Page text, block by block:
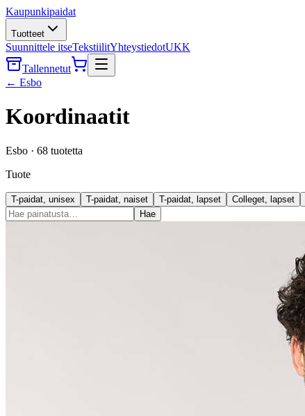
Kaupunkipaidat
Tuotteet
Suunnittele itseTekstiilitYhteystiedotUKK
Tallennetut
← Esbo
Koordinaatit
Esbo · 68 tuotetta
Tuote
T-paidat, unisex T-paidat, naiset T-paidat, lapset Colleget, lapset
Hae